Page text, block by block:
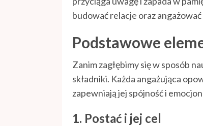
budować relacje oraz angażować
Podstawowe
Zanim zagłębimy się w sposób
składniki. Każda angażująca
zapewniają jej spójność i
1. Postać i jej cel